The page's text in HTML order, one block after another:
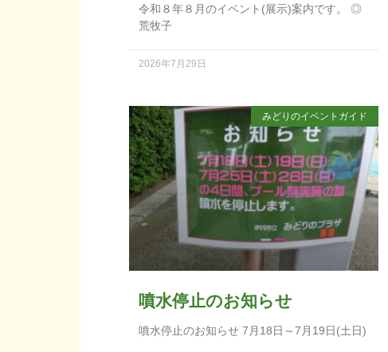
令和８年８月のイベント(展示)案内です。 ◎
荒牧子
2026年7月29日
みどりのイベントガイド
噴水停止のお知らせ
噴水停止のお知らせ 7月18日～7月19日(土日)